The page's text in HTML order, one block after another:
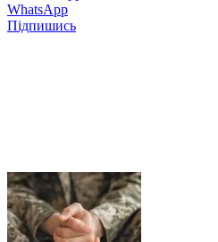
WhatsApp
Підпишись